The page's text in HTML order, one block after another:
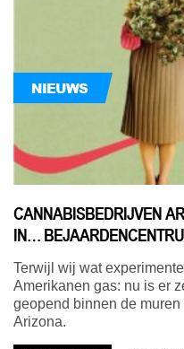
NIEUWS
CANNABISBEDRIJVEN
IN…
Terwijl wij wat
Amerikanen gas: nu is er
geopend binnen de
Arizona.